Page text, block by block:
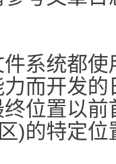
系统都
而开发
位置以
)的特定位